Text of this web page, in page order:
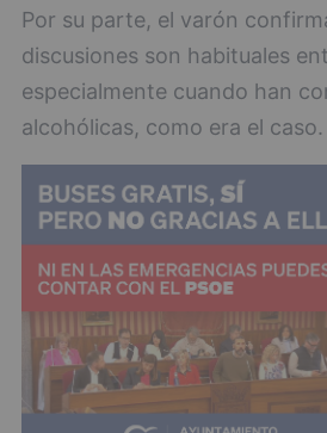
Por su parte, el varón
discusiones son habituales
especialmente cuando han
alcohólicas, como era el caso.